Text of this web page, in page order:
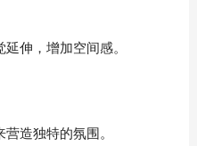
伸，增加空间感。
造独特的氛围。